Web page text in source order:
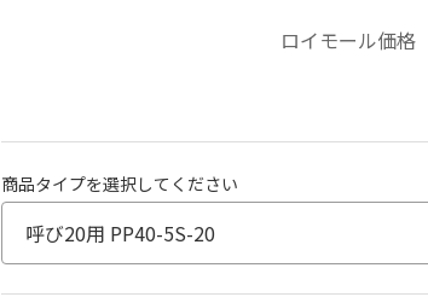
ロイモール価格
商品タイプを選択してください